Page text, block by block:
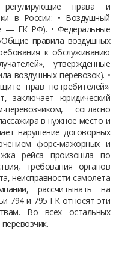
регулирующие права и
в России: • Воздушный
— ГК РФ). • Федеральные
правила воздушных
к обслуживанию
утвержденные
воздушных перевозок). •
прав потребителей».
заключает юридический
согласно
в нужное место и
нарушение договорных
форс-мажорных и
рейса произошла по
требования органов
неисправности самолета
рассчитывать на
794 и 795 ГК относят эти
Во всех остальных